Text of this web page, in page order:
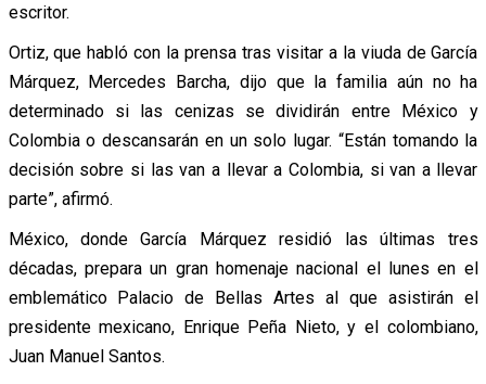
escritor.
Ortiz, que habló con la prensa tras visitar a la viuda de García
Márquez, Mercedes Barcha, dijo que la familia aún no ha
determinado si las cenizas se dividirán entre México y
Colombia o descansarán en un solo lugar. “Están tomando la
decisión sobre si las van a llevar a Colombia, si van a llevar
parte”, afirmó.
México, donde García Márquez residió las últimas tres
décadas, prepara un gran homenaje nacional el lunes en el
emblemático Palacio de Bellas Artes al que asistirán el
presidente mexicano, Enrique Peña Nieto, y el colombiano,
Juan Manuel Santos.